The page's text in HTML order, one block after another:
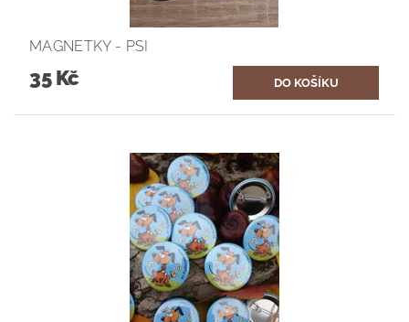
MAGNETKY - PSI
35 Kč